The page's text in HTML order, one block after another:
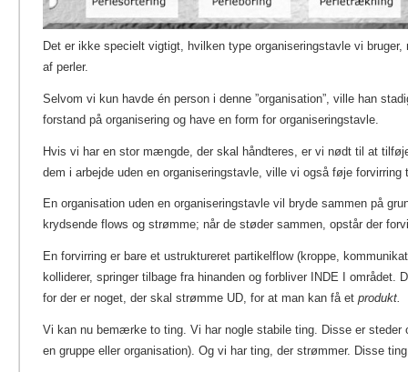
Det er ikke specielt vigtigt, hvilken type organiseringstavle vi
af perler.
Selvom vi kun havde én person i denne ”organisation”, ville han
forstand på organisering og have en form for organiseringstavle.
Hvis vi har en stor mængde, der skal håndteres, er vi nødt til at
dem i arbejde uden en organiseringstavle, ville vi også føje forvirring
En organisation uden en organiseringstavle vil bryde sammen på
krydsende flows og strømme; når de støder sammen, opstår der
En forvirring er bare et ustruktureret partikelflow (kroppe,
kolliderer, springer tilbage fra hinanden og forbliver INDE I området.
for der er noget, der skal strømme UD, for at man kan få et produkt.
Vi kan nu bemærke to ting. Vi har nogle stabile ting. Disse er steder
en gruppe eller organisation). Og vi har ting, der strømmer. Disse